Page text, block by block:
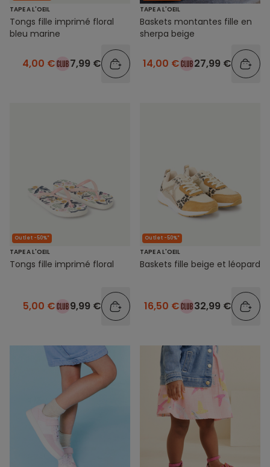
TAPE A L'OEIL
Tongs fille imprimé floral
bleu marine
4,00 € 7,99 €
TAPE A L'OEIL
Baskets montantes fille en
sherpa beige
14,00 € 27,99 €
Outlet -50%*
TAPE A L'OEIL
Tongs fille imprimé floral
5,00 € 9,99 €
Outlet -50%*
TAPE A L'OEIL
Baskets fille beige et léopard
16,50 € 32,99 €